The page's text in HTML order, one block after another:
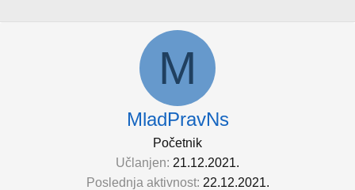
M
MladPravNs
Početnik
Učlanjen 21.12.2021.
Poslednja aktivnost 22.12.2021.